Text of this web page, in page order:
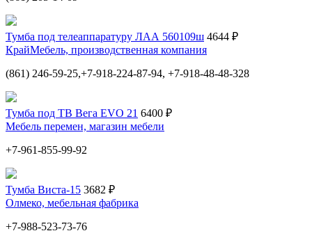
Тумба под телеаппаратуру ЛАА 560109ш 4644 ₽
КрайМебель, производственная компания
(861) 246-59-25,+7-918-224-87-94, +7-918-48-48-328
Тумба под ТВ Вега EVO 21 6400 ₽
Мебель перемен, магазин мебели
+7-961-855-99-92
Тумба Виста-15 3682 ₽
Олмеко, мебельная фабрика
+7-988-523-73-76